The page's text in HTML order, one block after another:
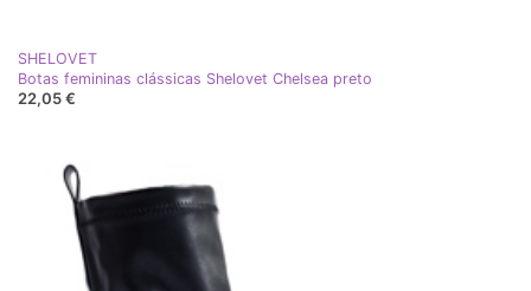
SHELOVET
Botas femininas clássicas Shelovet Chelsea preto
22,05 €